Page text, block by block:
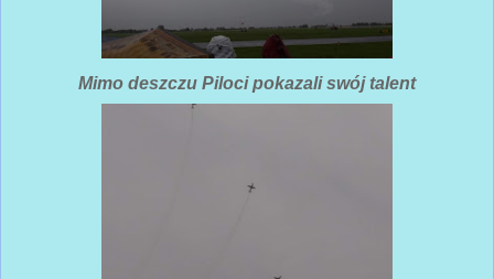
Mimo deszczu Piloci pokazali swój talent